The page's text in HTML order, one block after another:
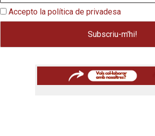
Accepto la política de privadesa